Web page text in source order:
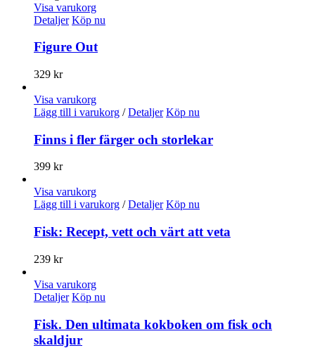
Visa varukorg
Detaljer Köp nu
Figure Out
329 kr
Visa varukorg
Lägg till i varukorg / Detaljer Köp nu
Finns i fler färger och storlekar
399 kr
Visa varukorg
Lägg till i varukorg / Detaljer Köp nu
Fisk: Recept, vett och värt att veta
239 kr
Visa varukorg
Detaljer Köp nu
Fisk. Den ultimata kokboken om fisk och
skaldjur